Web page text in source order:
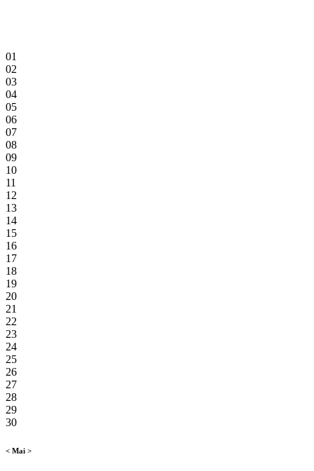
01
02
03
04
05
06
07
08
09
10
11
12
13
14
15
16
17
18
19
20
21
22
23
24
25
26
27
28
29
30
< Mai >